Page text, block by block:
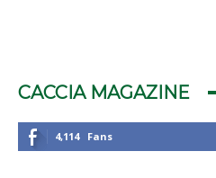
CACCIA MAGAZINE
4,114 Fans